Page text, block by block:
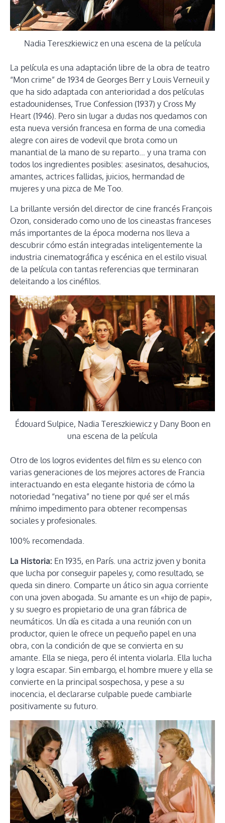
Nadia Tereszkiewicz en una escena de la película
La película es una adaptación libre de la obra de teatro
“Mon crime” de 1934 de Georges Berr y Louis Verneuil y
que ha sido adaptada con anterioridad a dos películas
estadounidenses, True Confession (1937) y Cross My
Heart (1946). Pero sin lugar a dudas nos quedamos con
esta nueva versión francesa en forma de una comedia
alegre con aires de vodevil que brota como un
manantial de la mano de su reparto… y una trama con
todos los ingredientes posibles: asesinatos, desahucios,
amantes, actrices fallidas, juicios, hermandad de
mujeres y una pizca de Me Too.
La brillante versión del director de cine francés François
Ozon, considerado como uno de los cineastas franceses
más importantes de la época moderna​ nos lleva a
descubrir cómo están integradas inteligentemente la
industria cinematográfica y escénica en el estilo visual
de la película con tantas referencias que terminaran
deleitando a los cinéfilos.
Édouard Sulpice, Nadia Tereszkiewicz y Dany Boon en
una escena de la película
Otro de los logros evidentes del film es su elenco con
varias generaciones de los mejores actores de Francia
interactuando en esta elegante historia de cómo la
notoriedad “negativa” no tiene por qué ser el más
mínimo impedimento para obtener recompensas
sociales y profesionales.
100% recomendada.
La Historia: En 1935, en París. una actriz joven y bonita
que lucha por conseguir papeles y, como resultado, se
queda sin dinero. Comparte un ático sin agua corriente
con una joven abogada. Su amante es un «hijo de papi»,
y su suegro es propietario de una gran fábrica de
neumáticos. Un día es citada a una reunión con un
productor, quien le ofrece un pequeño papel en una
obra, con la condición de que se convierta en su
amante. Ella se niega, pero él intenta violarla. Ella lucha
y logra escapar. Sin embargo, el hombre muere y ella se
convierte en la principal sospechosa, y pese a su
inocencia, el declararse culpable puede cambiarle
positivamente su futuro.